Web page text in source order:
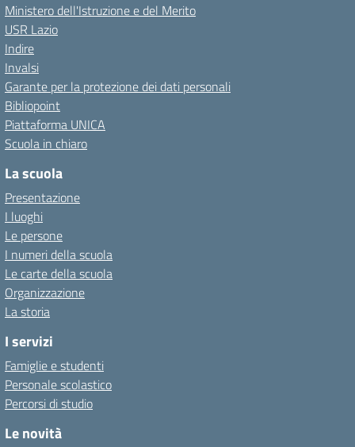
Ministero dell'Istruzione e del Merito
USR Lazio
Indire
Invalsi
Garante per la protezione dei dati personali
Bibliopoint
Piattaforma UNICA
Scuola in chiaro
La scuola
Presentazione
I luoghi
Le persone
I numeri della scuola
Le carte della scuola
Organizzazione
La storia
I servizi
Famiglie e studenti
Personale scolastico
Percorsi di studio
Le novità